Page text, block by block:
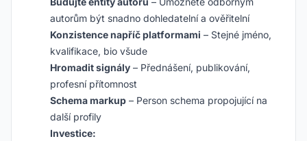
autorům být snadno dohledatelní a ověřitelní
Konzistence napříč platformami – Stejné jméno,
kvalifikace, bio všude
Hromadit signály – Přednášení, publikování,
profesní přítomnost
Schema markup – Person schema propojující na
další profily
Investice: